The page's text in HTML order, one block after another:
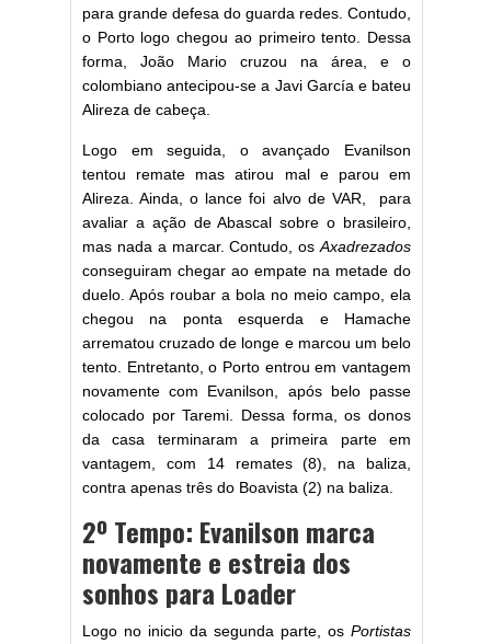
para grande defesa do guarda redes. Contudo,
o Porto logo chegou ao primeiro tento. Dessa
forma, João Mario cruzou na área, e o
colombiano antecipou-se a Javi García e bateu
Alireza de cabeça.
Logo em seguida, o avançado Evanilson
tentou remate mas atirou mal e parou em
Alireza. Ainda, o lance foi alvo de VAR, para
avaliar a ação de Abascal sobre o brasileiro,
mas nada a marcar. Contudo, os Axadrezados
conseguiram chegar ao empate na metade do
duelo. Após roubar a bola no meio campo, ela
chegou na ponta esquerda e Hamache
arrematou cruzado de longe e marcou um belo
tento. Entretanto, o Porto entrou em vantagem
novamente com Evanilson, após belo passe
colocado por Taremi. Dessa forma, os donos
da casa terminaram a primeira parte em
vantagem, com 14 remates (8), na baliza,
contra apenas três do Boavista (2) na baliza.
2º Tempo: Evanilson marca
novamente e estreia dos
sonhos para Loader
Logo no inicio da segunda parte, os Portistas